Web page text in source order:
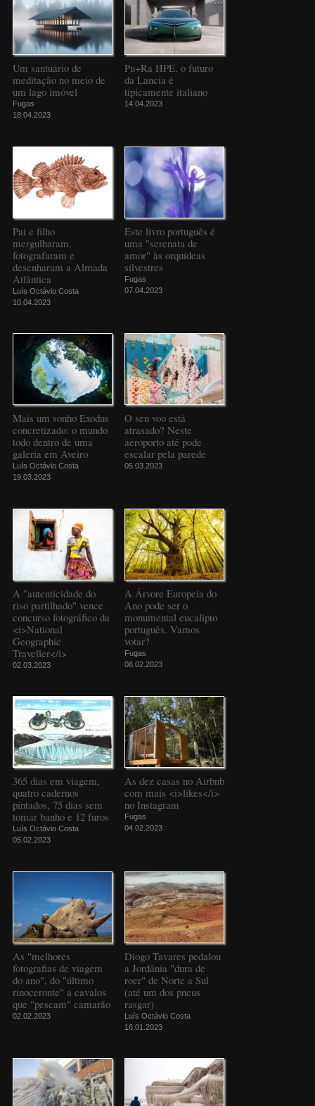
Um santuário de
meditação no meio de
um lago imóvel
Fugas
18.04.2023
Pu+Ra HPE, o futuro
da Lancia é
tipicamente italiano
14.04.2023
Pai e filho
mergulharam,
fotografaram e
desenharam a Almada
Atlântica
Luís Octávio Costa
10.04.2023
Este livro português é
uma "serenata de
amor" às orquídeas
silvestres
Fugas
07.04.2023
Mais um sonho Exodus
concretizado: o mundo
todo dentro de uma
galeria em Aveiro
Luís Octávio Costa
19.03.2023
O seu voo está
atrasado? Neste
aeroporto até pode
escalar pela parede
05.03.2023
A "autenticidade do
riso partilhado" vence
concurso fotográfico da
<i>National
Geographic
Traveller</i>
02.03.2023
A Árvore Europeia do
Ano pode ser o
monumental eucalipto
português. Vamos
votar?
Fugas
08.02.2023
365 dias em viagem,
quatro cadernos
pintados, 75 dias sem
tomar banho e 12 furos
Luís Octávio Costa
05.02.2023
As dez casas no Airbnb
com mais <i>likes</i>
no Instagram
Fugas
04.02.2023
As "melhores
fotografias de viagem
do ano", do "último
rinoceronte" a cavalos
que "pescam" camarão
02.02.2023
Diogo Tavares pedalou
a Jordânia "dura de
roer" de Norte a Sul
(até um dos pneus
rasgar)
Luís Octávio Costa
16.01.2023